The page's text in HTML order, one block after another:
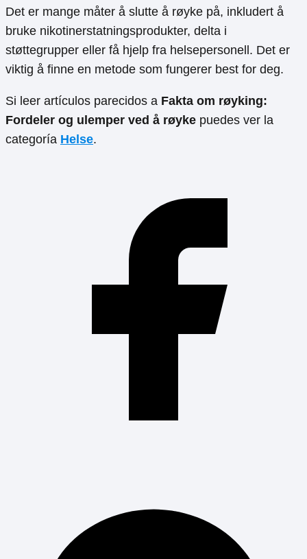
Det er mange måter å slutte å røyke på, inkludert å
bruke nikotinerstatningsprodukter, delta i
støttegrupper eller få hjelp fra helsepersonell. Det er
viktig å finne en metode som fungerer best for deg.
Si leer artículos parecidos a Fakta om røyking:
Fordeler og ulemper ved å røyke puedes ver la
categoría Helse.